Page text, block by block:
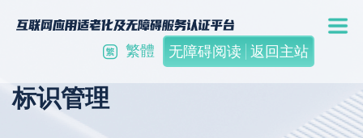
繁體 无障碍阅读 返回主站
标识管理